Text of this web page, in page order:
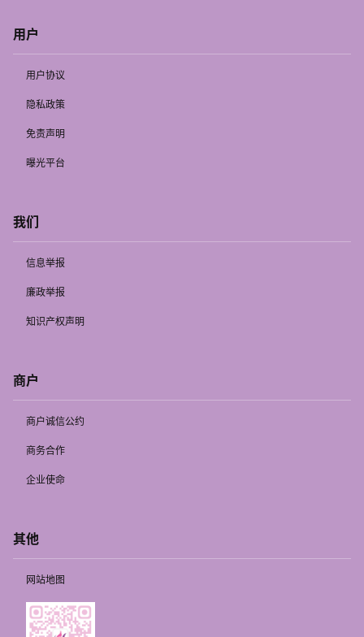
用户
用户协议
隐私政策
免责声明
曝光平台
我们
信息举报
廉政举报
知识产权声明
商户
商户诚信公约
商务合作
企业使命
其他
网站地图